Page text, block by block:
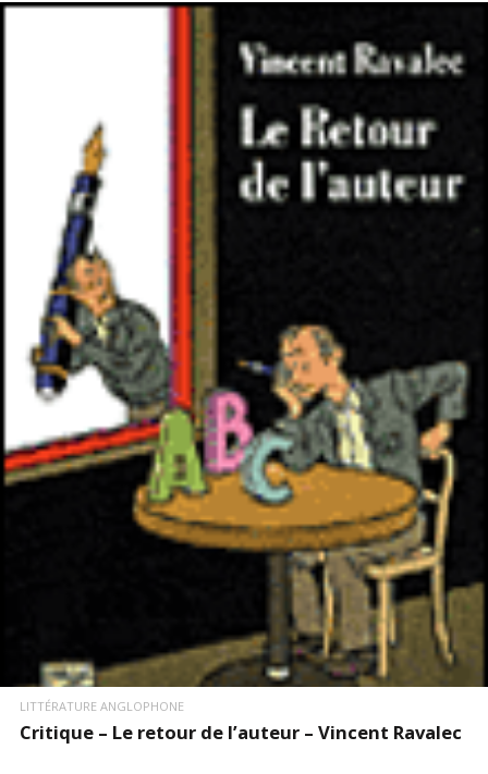
LIRE LA SUITE
LITTÉRATURE ANGLOPHONE
Critique – Le retour de l’auteur – Vincent Ravalec